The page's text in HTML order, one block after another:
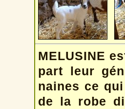
MELUSINE
part leur
naines ce
de la robe